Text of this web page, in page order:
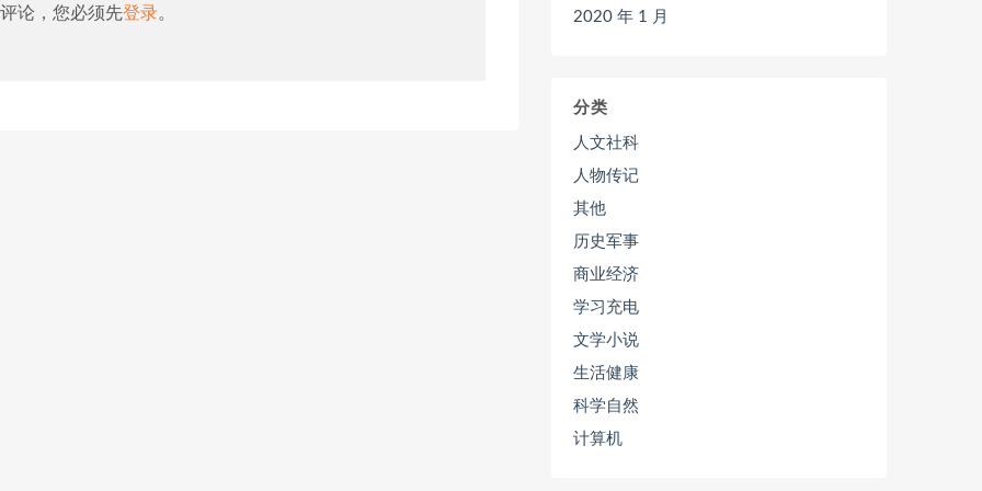
论，您必须先登录。 2020 年 1 月
分类
人文社科
人物传记
其他
历史军事
商业经济
学习充电
文学小说
生活健康
科学自然
计算机